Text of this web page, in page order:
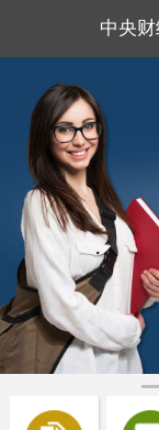
中央财